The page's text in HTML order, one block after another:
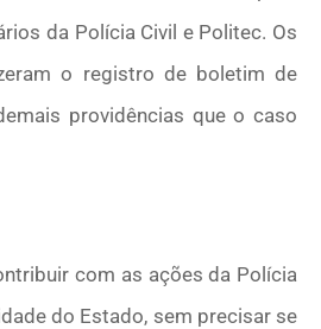
da Polícia Civil e Politec. Os
o registro de boletim de
providências que o caso
com as ações da Polícia
do Estado, sem precisar se